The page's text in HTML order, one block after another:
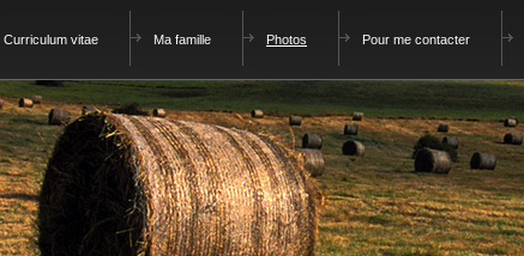
Curriculum vitae Ma famille Photos Pour me contacter